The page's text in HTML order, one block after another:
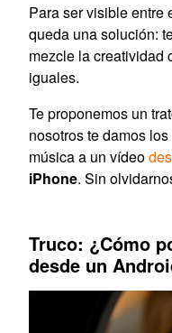
Para ser visible entre
queda una solución:
mezcle la creatividad
iguales.
Te proponemos un
nosotros te damos
música a un vídeo
iPhone. Sin
Truco: ¿Cómo
desde un